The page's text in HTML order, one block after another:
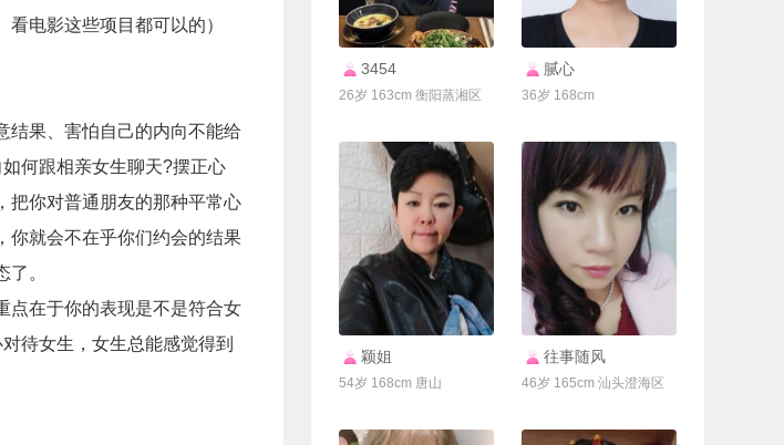
电影这些项目都可以的）
结果、害怕自己的内向不能给
何跟相亲女生聊天?摆正心
把你对普通朋友的那种平常心
你就会不在乎你们约会的结果
。
点在于你的表现是不是符合女
待女生，女生总能感觉得到
联系Ta
3454
26岁 163cm 衡阳蒸湘区
腻心
36岁 168cm
颖姐
54岁 168cm 唐山
联系Ta
往事随风
46岁 165cm 汕头澄海区